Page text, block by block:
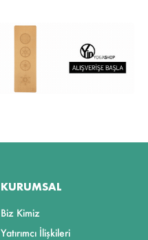
KURUMSAL
Biz Kimiz
Yatırımcı İlişkileri